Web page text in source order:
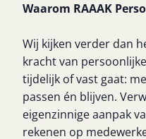
Waarom RAAAK
Wij kijken verder dan
kracht van
tijdelijk of vast gaat:
passen én blijven.
eigenzinnige aanpak
rekenen op